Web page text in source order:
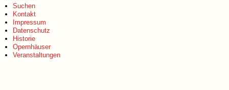
Suchen
Kontakt
Impressum
Datenschutz
Historie
Opernhäuser
Veranstaltungen